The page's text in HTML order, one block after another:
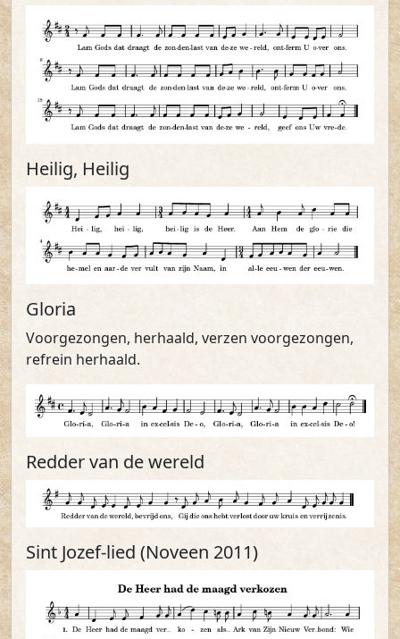
Heilig, Heilig
Gloria
Voorgezongen, herhaald, verzen voorgezongen,
refrein herhaald.
Redder van de wereld
Sint Jozef-lied (Noveen 2011)